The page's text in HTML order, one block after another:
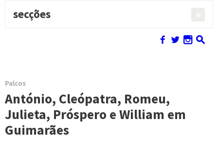
secções
f w n s
Palcos
António, Cleópatra, Romeu,
Julieta, Próspero e William em
Guimarães